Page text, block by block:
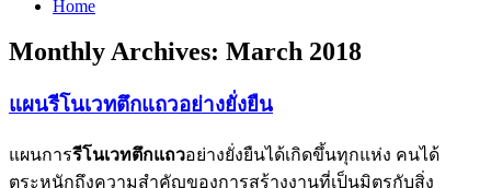
Home
Monthly Archives: March 2018
แผนรีโนเวทตึกแถวอย่างยั่งยืน
แผนการรีโนเวทตึกแถวอย่างยั่งยืนได้เกิดขึ้นทุกแห่ง คนได้
ตระหนักถึงความสำคัญของการสร้างงานที่เป็นมิตรกับสิ่ง